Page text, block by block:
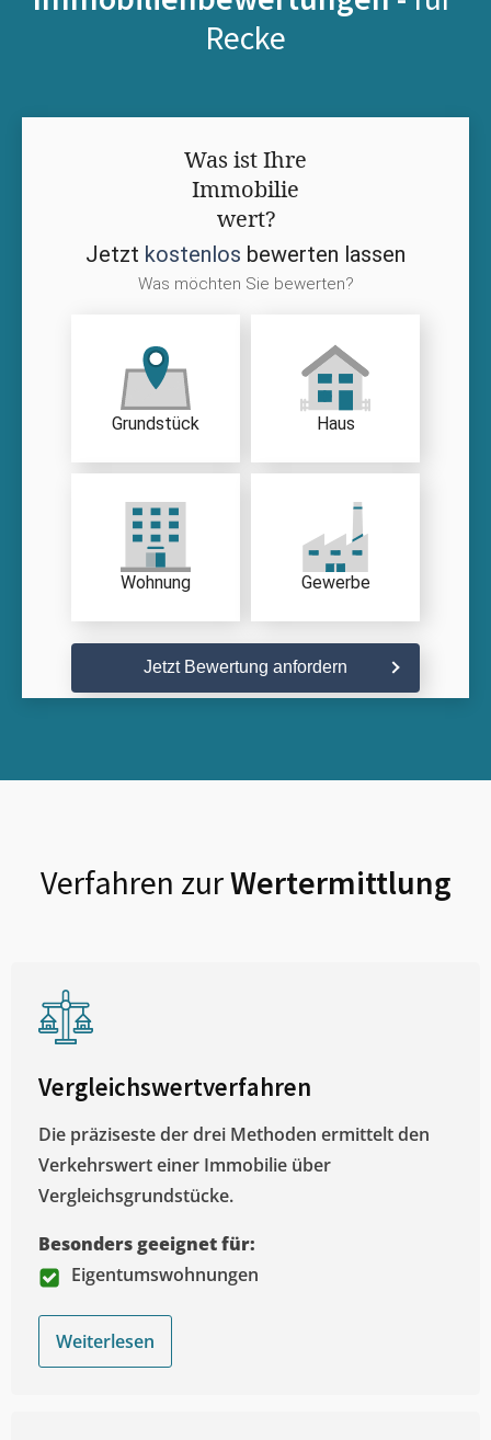
Recke
Was ist Ihre
Immobilie
wert?
Jetzt kostenlos bewerten lassen
Was möchten Sie bewerten?
Grundstück Haus
Wohnung Gewerbe
Jetzt Bewertung anfordern
Verfahren zurWertermittlung
Vergleichswertverfahren
Die präziseste der drei Methoden ermittelt den
Verkehrswert einer Immobilie über
Vergleichsgrundstücke.
Besonders geeignet für:
Eigentumswohnungen
Weiterlesen